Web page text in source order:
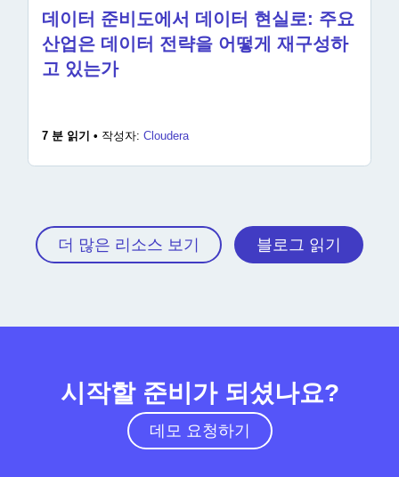
데이터 준비도에서 데이터 현실로: 주요
산업은 데이터 전략을 어떻게 재구성하
고 있는가
7 분 읽기 • 작성자: Cloudera
더 많은 리소스 보기 블로그 읽기
시작할 준비가 되셨나요?
데모 요청하기